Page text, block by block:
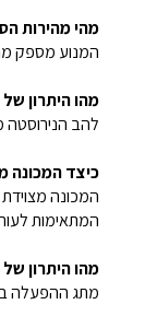
מהי מהירות
המנוע מספק
מהו היתרון
להב הנירוסטה
כיצד המכונה
המכונה
המתאימות
מהו היתרון
מתג ההפעלה